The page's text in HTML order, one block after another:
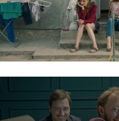
ÁRTATLAN SZEMMEL /